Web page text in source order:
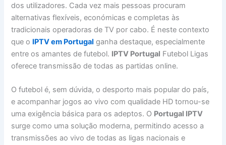
dos utilizadores. Cada vez mais pessoas procuram
alternativas flexíveis, económicas e completas às
tradicionais operadoras de TV por cabo. É neste contexto
que o IPTV em Portugal ganha destaque, especialmente
entre os amantes de futebol. IPTV Portugal Futebol Ligas
oferece transmissão de todas as partidas online.
O futebol é, sem dúvida, o desporto mais popular do país,
e acompanhar jogos ao vivo com qualidade HD tornou-se
uma exigência básica para os adeptos. O Portugal IPTV
surge como uma solução moderna, permitindo acesso a
transmissões ao vivo de todas as ligas nacionais e